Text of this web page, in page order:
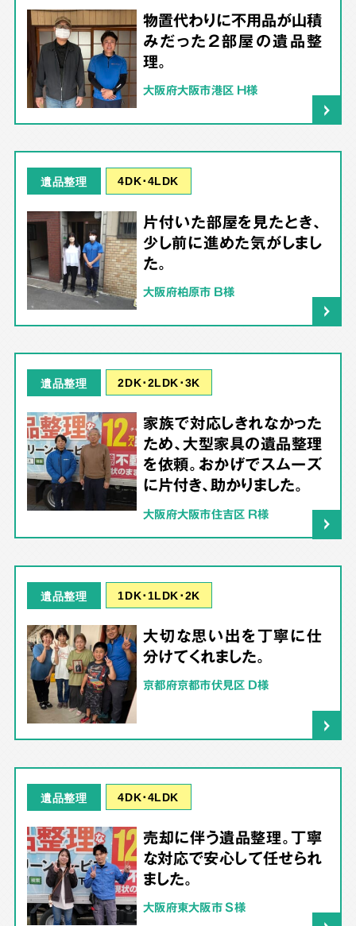
物置代わりに不用品が山積
みだった2部屋の遺品整
理。
大阪府大阪市港区 H様
遺品整理 4DK･4LDK
片付いた部屋を見たとき、
少し前に進めた気がしまし
た。
大阪府柏原市 B様
遺品整理 2DK･2LDK･3K
家族で対応しきれなかった
ため、大型家具の遺品整理
を依頼。おかげでスムーズ
に片付き、助かりました。
大阪府大阪市住吉区 R様
遺品整理 1DK･1LDK･2K
大切な思い出を丁寧に仕
分けてくれました。
京都府京都市伏見区 D様
遺品整理 4DK･4LDK
売却に伴う遺品整理。丁寧
な対応で安心して任せられ
ました。
大阪府東大阪市 S様